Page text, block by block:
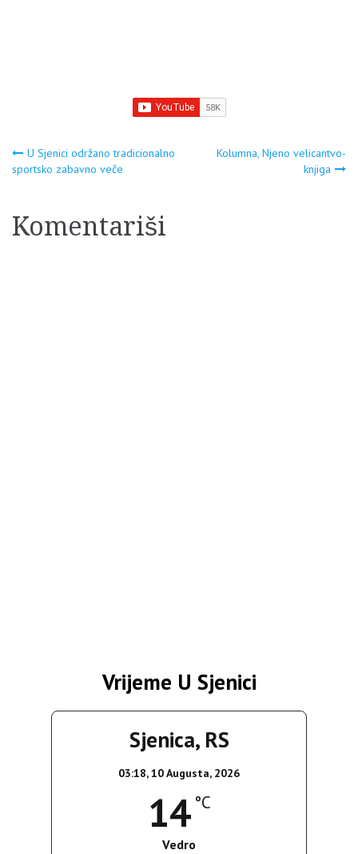
Navigacija
U Sjenici održano tradicionalno
sportsko zabavno veče
Kolumna, Njeno velicantvo-
knjiga
Komentariši
Vrijeme U Sjenici
Sjenica, RS
03:18,10 Augusta, 2026
14 °C
Vedro